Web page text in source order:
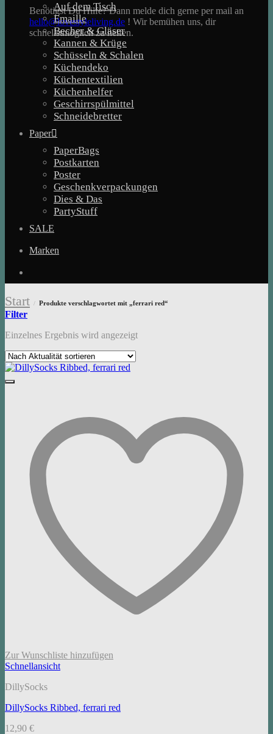
Benötigst Du Hilfe? Dann melde dich gerne per mail an
hello@lovestyleliving.de ! Wir bemühen uns, dir
schnellstmöglich zu helfen.
Auf dem Tisch
Emaille
Becher & Gläser
Kannen & Krüge
Schüsseln & Schalen
Küchendeko
Küchentextilien
Küchenhelfer
Geschirrspülmittel
Schneidebretter
Paper
PaperBags
Postkarten
Poster
Geschenkverpackungen
Dies & Das
PartyStuff
SALE
Marken
Start / Produkte verschlagwortet mit „ferrari red“
Filter
Einzelnes Ergebnis wird angezeigt
Zur Wunschliste hinzufügen
Schnellansicht
DillySocks
DillySocks Ribbed, ferrari red
12,90 €